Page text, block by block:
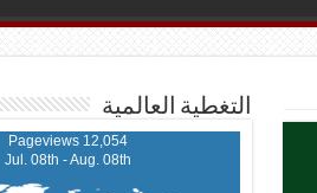
التغطية العالمية
12,054 Pageviews
Jul. 08th - Aug. 08th